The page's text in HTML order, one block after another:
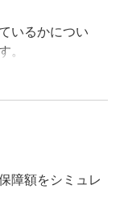
いるかについ
。
をお願いいたし
族構成などをお
障額をシミュレ